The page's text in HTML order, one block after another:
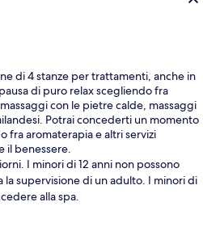
di 4 stanze per trattamenti, anche in
di puro relax scegliendo fra
con le pietre calde, massaggi
Potrai concederti un momento
fra aromaterapia e altri servizi
il benessere.
I minori di 12 anni non possono
la supervisione di un adulto. I minori di
alla spa.